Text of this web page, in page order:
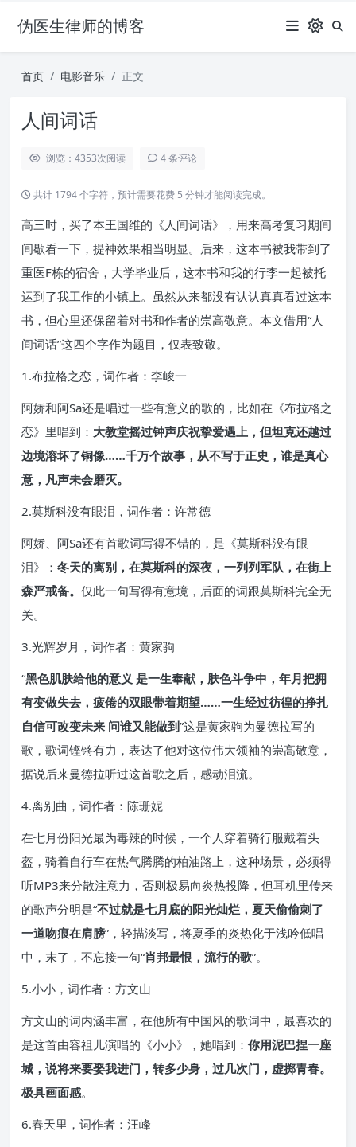
伪医生律师的博客
首页 电影音乐 正文
人间词话
浏览：4353次阅读 4 条评论
共计 1794 个字符，预计需要花费 5 分钟才能阅读完成。
高三时，买了本王国维的《人间词话》，用来高考复习期间
间歇看一下，提神效果相当明显。后来，这本书被我带到了
重医F栋的宿舍，大学毕业后，这本书和我的行李一起被托
运到了我工作的小镇上。虽然从来都没有认认真真看过这本
书，但心里还保留着对书和作者的崇高敬意。本文借用“人
间词话”这四个字作为题目，仅表致敬。
1.布拉格之恋，词作者：李峻一
阿娇和阿Sa还是唱过一些有意义的歌的，比如在《布拉格之
恋》里唱到： 大教堂摇过钟声庆祝挚爱遇上，但坦克还越过
边境溶坏了铜像……千万个故事，从不写于正史，谁是真心
意，凡声未会磨灭。
2.莫斯科没有眼泪，词作者：许常德
阿娇、阿Sa还有首歌词写得不错的，是《莫斯科没有眼
泪》： 冬天的离别，在莫斯科的深夜，一列列军队，在街上
森严戒备。 仅此一句写得有意境，后面的词跟莫斯科完全无
关。
3.光辉岁月，词作者：黄家驹
“黑色肌肤给他的意义 是一生奉献，肤色斗争中，年月把拥
有变做失去，疲倦的双眼带着期望……一生经过彷徨的挣扎
自信可改变未来 问谁又能做到”这是黄家驹为曼德拉写的
歌，歌词铿锵有力，表达了他对这位伟大领袖的崇高敬意，
据说后来曼德拉听过这首歌之后，感动泪流。
4.离别曲，词作者：陈珊妮
在七月份阳光最为毒辣的时候，一个人穿着骑行服戴着头
盔，骑着自行车在热气腾腾的柏油路上，这种场景，必须得
听MP3来分散注意力，否则极易向炎热投降，但耳机里传来
的歌声分明是“不过就是七月底的阳光灿烂，夏天偷偷刺了
一道吻痕在肩膀”，轻描淡写，将夏季的炎热化于浅吟低唱
中，末了，不忘接一句“肖邦最恨，流行的歌”。
5.小小，词作者：方文山
方文山的词内涵丰富，在他所有中国风的歌词中，最喜欢的
是这首由容祖儿演唱的《小小》，她唱到： 你用泥巴捏一座
城，说将来要娶我进门，转多少身，过几次门，虚掷青春。
极具画面感。
6.春天里，词作者：汪峰